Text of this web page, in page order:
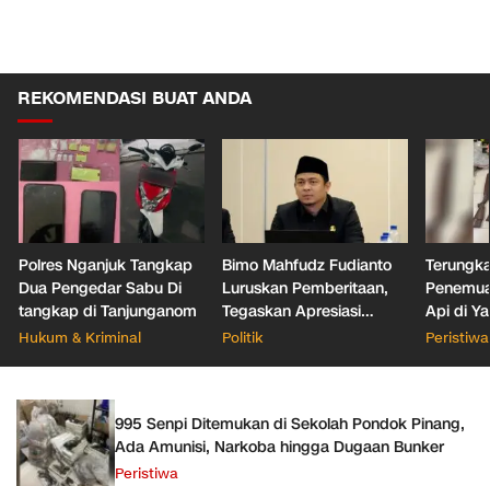
REKOMENDASI BUAT ANDA
Polres Nganjuk Tangkap
Dua Pengedar Sabu Di
tangkap di Tanjunganom
Hukum & Kriminal
Bimo Mahfudz Fudianto
Luruskan Pemberitaan,
Tegaskan Apresiasi
terhadap Kinerja Camat
Politik
Api di
Jaksel
Peristiwa
995 Senpi Ditemukan di Sekolah Pondok Pinang,
Ada Amunisi, Narkoba hingga Dugaan Bunker
Peristiwa